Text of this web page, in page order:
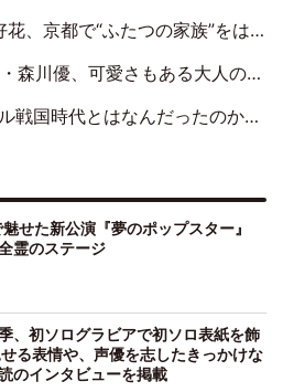
”をはしご！ “母”黒谷友香に見送られ、“父”松岡昌宏とはハシゴ酒
川優、可愛さもある大人の女性に
院・武藤彩未×飯田らうら「正直、中3で辞めるというのを信じてなくて。そう言われてはいたけど、嘘でしょって」
せた新公演『夢のポップスター』
霊のステージ
、初ソログラビアで初ソロ表紙を飾
る表情や、声優を志したきっかけな
のインタビューを掲載